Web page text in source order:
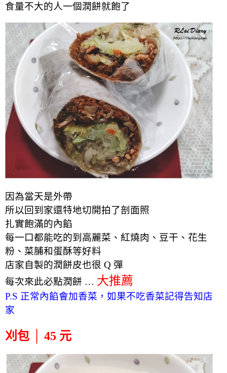
食量不大的人一個潤餅就飽了
因為當天是外帶
所以回到家還特地切開拍了剖面照
扎實飽滿的內餡
每一口都能吃的到高麗菜、紅燒肉、豆干、花生
粉、菜脯和蛋酥等好料
店家自製的潤餅皮也很 Q 彈
每次來此必點潤餅 … 大推薦
P.S 正常內餡會加香菜，如果不吃香菜記得告知店
家
刈包 │ 45 元